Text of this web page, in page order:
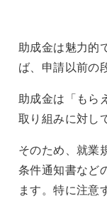
助成金は魅力的
ば、申請以前の
助成金は「もら
取り組みに対し
そのため、就業
条件通知書など
ます。特に注意